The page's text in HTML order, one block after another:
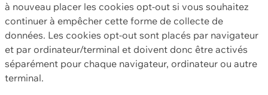
à nouveau placer les cookies opt-out si vous souhaitez
continuer à empêcher cette forme de collecte de
données. Les cookies opt-out sont placés par navigateur
et par ordinateur/terminal et doivent donc être activés
séparément pour chaque navigateur, ordinateur ou autre
terminal.